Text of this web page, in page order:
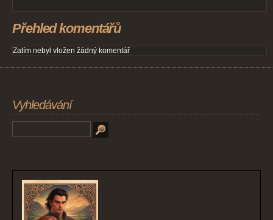
Přehled komentářů
Zatím nebyl vložen žádný komentář
Vyhledávání